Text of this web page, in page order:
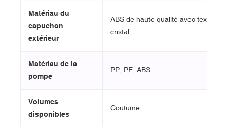
Matériau du
capuchon
extérieur
ABS de haute qualité avec texture
cristal
Matériau de la
pompe
PP, PE, ABS
Volumes
disponibles
Coutume